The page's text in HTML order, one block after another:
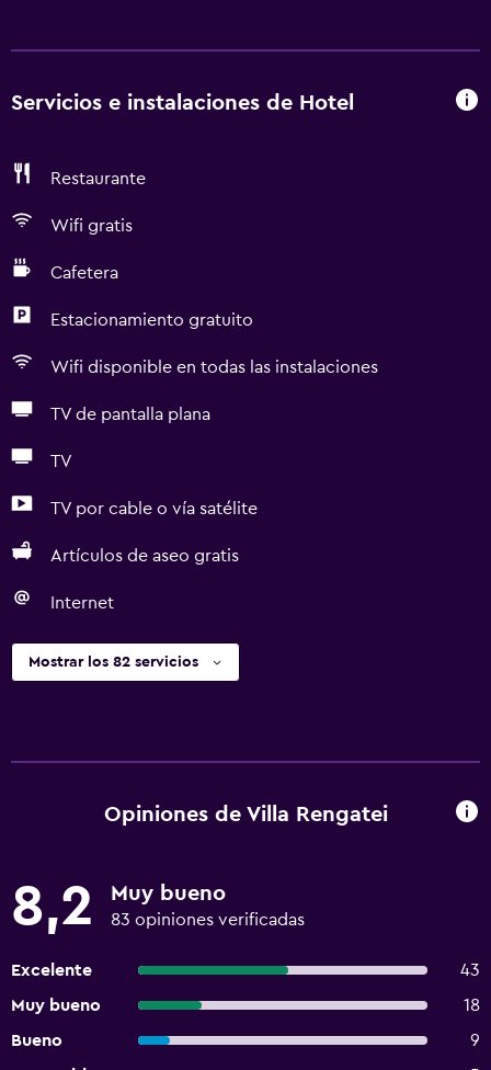
Servicios e instalaciones de Hotel
Restaurante
Wifi gratis
Cafetera
Estacionamiento gratuito
Wifi disponible en todas las instalaciones
TV de pantalla plana
TV
TV por cable o vía satélite
Artículos de aseo gratis
Internet
Mostrar los 82 servicios
Opiniones de Villa Rengatei
8,2 Muy bueno
83 opiniones verificadas
Excelente
43
Muy bueno
18
Bueno
9